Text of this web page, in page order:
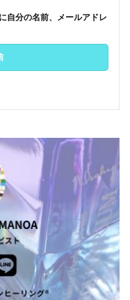
自分の名前、メールアドレ